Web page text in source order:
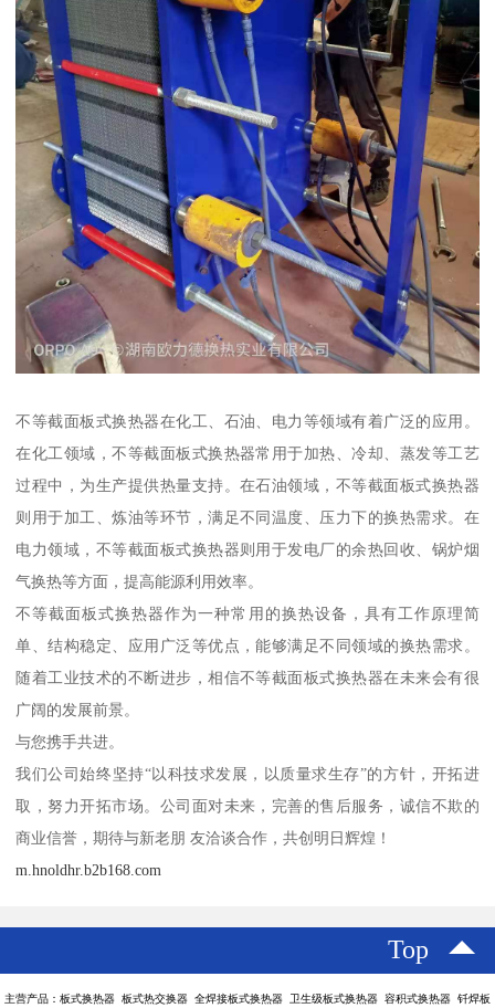
不等截面板式换热器在化工、石油、电力等领域有着广泛的应用。
在化工领域，不等截面板式换热器常用于加热、冷却、蒸发等工艺
过程中，为生产提供热量支持。在石油领域，不等截面板式换热器
则用于加工、炼油等环节，满足不同温度、压力下的换热需求。在
电力领域，不等截面板式换热器则用于发电厂的余热回收、锅炉烟
气换热等方面，提高能源利用效率。
不等截面板式换热器作为一种常用的换热设备，具有工作原理简
单、结构稳定、应用广泛等优点，能够满足不同领域的换热需求。
随着工业技术的不断进步，相信不等截面板式换热器在未来会有很
广阔的发展前景。
与您携手共进。
我们公司始终坚持“以科技求发展，以质量求生存”的方针，开拓进
取，努力开拓市场。公司面对未来，完善的售后服务，诚信不欺的
商业信誉，期待与新老朋 友洽谈合作，共创明日辉煌！
m.hnoldhr.b2b168.com
Top
主营产品：板式换热器 板式热交换器 全焊接板式换热器 卫生级板式换热器 容积式换热器 钎焊板